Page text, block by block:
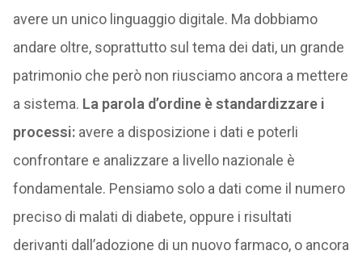
avere un unico linguaggio digitale. Ma dobbiamo
andare oltre, soprattutto sul tema dei dati, un grande
patrimonio che però non riusciamo ancora a mettere
a sistema. La parola d’ordine è standardizzare i
processi: avere a disposizione i dati e poterli
confrontare e analizzare a livello nazionale è
fondamentale. Pensiamo solo a dati come il numero
preciso di malati di diabete, oppure i risultati
derivanti dall’adozione di un nuovo farmaco, o ancora